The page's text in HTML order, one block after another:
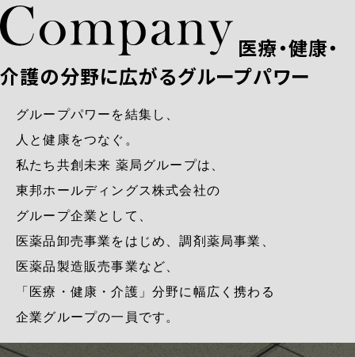
医療・健康・
介護の分野に広がるグループパワー
グループパワーを結集し、
人と健康をつなぐ。
私たち共創未来 薬局グループは、
東邦ホールディングス株式会社の
グループ企業として、
医薬品卸売事業をはじめ、調剤薬局事業、
医薬品製造販売事業など、
「医療・健康・介護」分野に幅広く携わる
企業グループの一員です。